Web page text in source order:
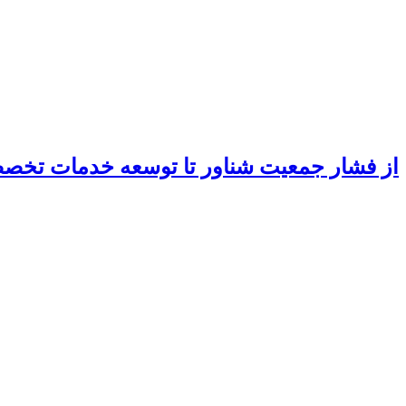
از فشار جمعیت شناور تا توسعه خدمات